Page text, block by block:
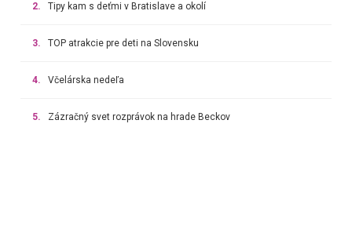
2. Tipy kam s deťmi v Bratislave a okolí
3. TOP atrakcie pre deti na Slovensku
4. Včelárska nedeľa
5. Zázračný svet rozprávok na hrade Beckov